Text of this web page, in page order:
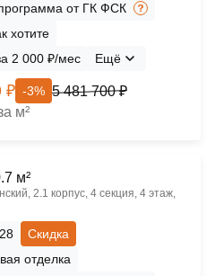
от ГК ФСК
хотите
2 000 ₽/мес
Ещё
₽ -3% 5 481 700 ₽
м²
м²
2.1 корпус, 4 секция, 4 этаж,
Скидка
отделка